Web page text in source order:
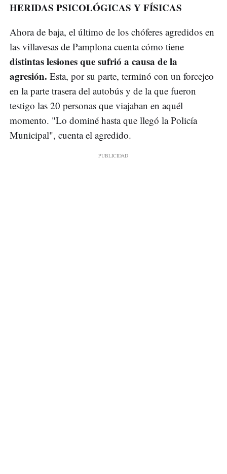
HERIDAS PSICOLÓGICAS Y FÍSICAS
Ahora de baja, el último de los chóferes agredidos en
las villavesas de Pamplona cuenta cómo tiene
distintas lesiones que sufrió a causa de la
agresión. Esta, por su parte, terminó con un forcejeo
en la parte trasera del autobús y de la que fueron
testigo las 20 personas que viajaban en aquél
momento. "Lo dominé hasta que llegó la Policía
Municipal", cuenta el agredido.